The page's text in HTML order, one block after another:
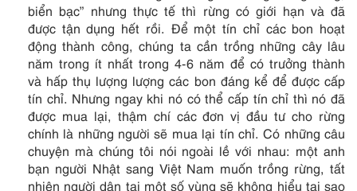
biển bạc” nhưng thực tế thì rừng có giới hạn và đã
được tận dụng hết rồi. Để một tín chỉ các bon hoạt
động thành công, chúng ta cần trồng những cây lâu
năm trong ít nhất trong 4-6 năm để có trưởng thành
và hấp thụ lượng lượng các bon đáng kể để được cấp
tín chỉ. Nhưng ngay khi nó có thể cấp tín chỉ thì nó đã
được mua lại, thậm chí các đơn vị đầu tư cho rừng
chính là những người sẽ mua lại tín chỉ. Có những câu
chuyện mà chúng tôi nói ngoài lề với nhau: một anh
bạn người Nhật sang Việt Nam muốn trồng rừng, tất
nhiên người dân tại một số vùng sẽ không hiểu tại sao